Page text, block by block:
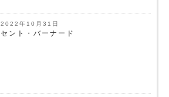
2022年10月31日
セント・バーナード